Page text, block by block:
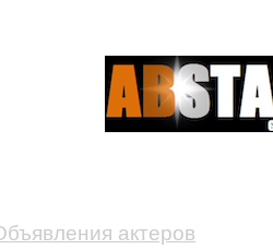
актеров